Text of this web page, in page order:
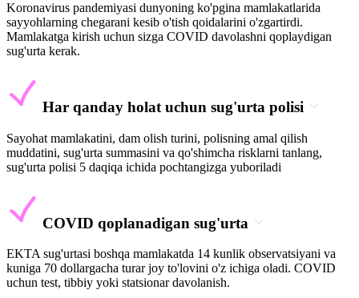
Koronavirus pandemiyasi dunyoning ko'pgina mamlakatlarida
sayyohlarning chegarani kesib o'tish qoidalarini o'zgartirdi.
Mamlakatga kirish uchun sizga COVID davolashni qoplaydigan
sug'urta kerak.
Har qanday holat uchun sug'urta polisi
Sayohat mamlakatini, dam olish turini, polisning amal qilish
muddatini, sug'urta summasini va qo'shimcha risklarni tanlang,
sug'urta polisi 5 daqiqa ichida pochtangizga yuboriladi
COVID qoplanadigan sug'urta
EKTA sug'urtasi boshqa mamlakatda 14 kunlik observatsiyani va
kuniga 70 dollargacha turar joy to'lovini o'z ichiga oladi. COVID
uchun test, tibbiy yoki statsionar davolanish.